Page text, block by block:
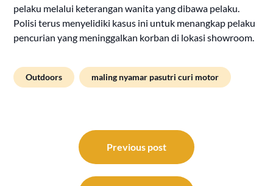
pelaku melalui keterangan wanita yang dibawa pelaku.
Polisi terus menyelidiki kasus ini untuk menangkap pelaku
pencurian yang meninggalkan korban di lokasi showroom.
Outdoors maling nyamar pasutri curi motor
navigation
Previous post